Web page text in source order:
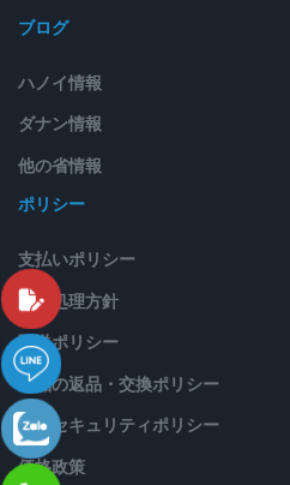
ブログ
ハノイ情報
ダナン情報
他の省情報
ポリシー
支払いポリシー
苦情処理方針
配送ポリシー
製品の返品・交換ポリシー
情報セキュリティポリシー
価格政策